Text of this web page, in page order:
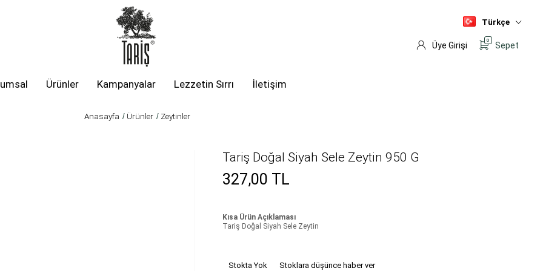
Türkçe
Sepet
0
Üye Girişi
Ürünler Kampanyalar Lezzetin Sırrı İletişim
Anasayfa Ürünler Zeytinler
Tariş Doğal Siyah Sele Zeytin 950 G
327,00 TL
Kısa Ürün Açıklaması
Tariş Doğal Siyah Sele Zeytin
Stokta Yok Stoklara düşünce haber ver